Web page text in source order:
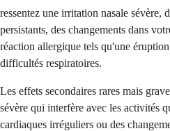
ressentez une irritation nasale sévère,
persistants, des changements dans
réaction allergique tels qu'une
difficultés respiratoires.
Les effets secondaires rares mais
sévère qui interfère avec les activités
cardiaques irréguliers ou des